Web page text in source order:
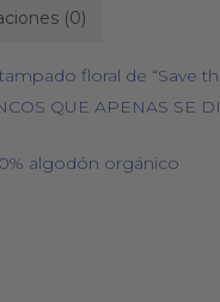
(0)
floral de “Save
QUE APENAS SE
algodón orgánico